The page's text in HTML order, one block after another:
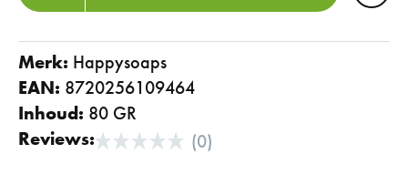
Merk:
happysoaps
EAN: 8720256109464
Inhoud: 80 GR
Reviews:
(0)